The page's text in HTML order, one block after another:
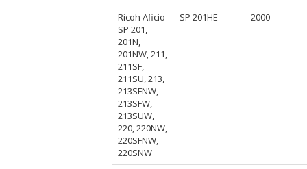
Ricoh Aficio
SP 201,
201N,
201NW, 211,
211SF,
211SU, 213,
213SFNW,
213SFW,
213SUW,
220, 220NW,
220SFNW,
220SNW
SP 201HE 2000